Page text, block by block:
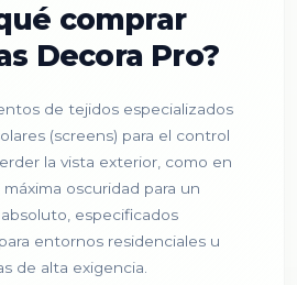
comprar
Decora Pro?
de tejidos especializados
(screens) para el control
la vista exterior, como en
oscuridad para un
especificados
entornos residenciales u
de alta exigencia.